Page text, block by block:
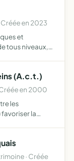
Créée en 2023
et
tous niveaux,
(A.c.t.)
Créée en 2000
les
la
· Créée